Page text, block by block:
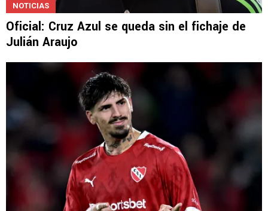
NOTICIAS
Oficial: Cruz Azul se queda sin el fichaje de
Julián Araujo